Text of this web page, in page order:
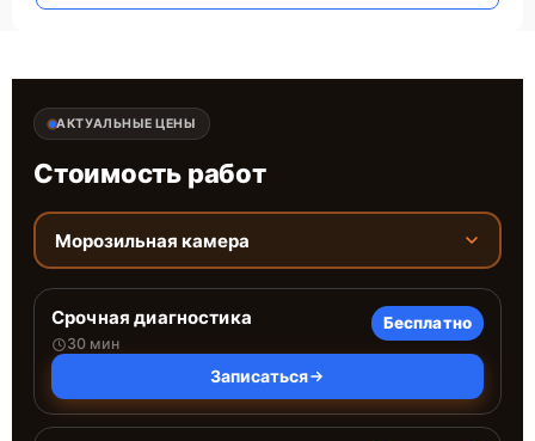
АКТУАЛЬНЫЕ ЦЕНЫ
Стоимость работ
Морозильная камера
Срочная диагностика
30 мин
Бесплатно
Записаться